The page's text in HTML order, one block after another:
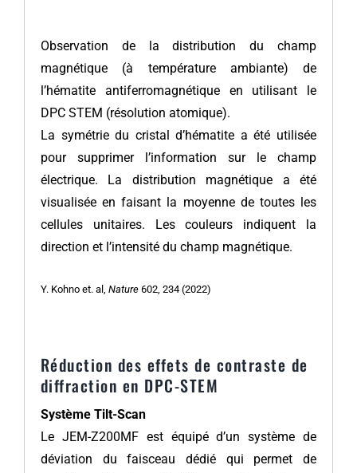
Observation de la distribution du champ
magnétique (à température ambiante) de
l’hématite antiferromagnétique en utilisant le
DPC STEM (résolution atomique).
La symétrie du cristal d’hématite a été utilisée
pour supprimer l’information sur le champ
électrique. La distribution magnétique a été
visualisée en faisant la moyenne de toutes les
cellules unitaires. Les couleurs indiquent la
direction et l’intensité du champ magnétique.
Y. Kohno et. al, Nature602, 234 (2022)
Réduction des effets de contraste de
diffraction en DPC-STEM
Système Tilt-Scan
Le JEM-Z200MF est équipé d’un système de
déviation du faisceau dédié qui permet de